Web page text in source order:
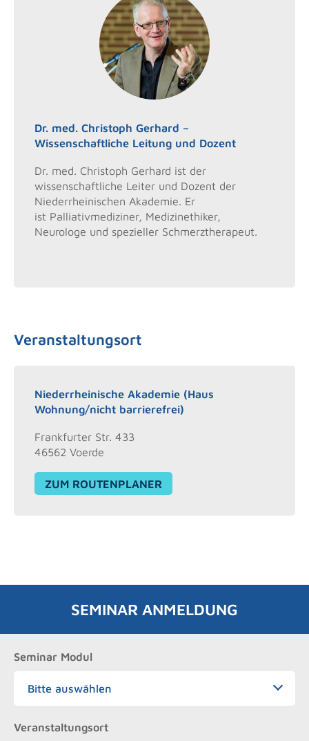
Dr. med. Christoph Gerhard –
Wissenschaftliche Leitung und Dozent
Dr. med. Christoph Gerhard ist der
wissenschaftliche Leiter und Dozent der
Niederrheinischen Akademie. Er
ist Palliativmediziner, Medizinethiker,
Neurologe und spezieller Schmerztherapeut.
Veranstaltungsort
Niederrheinische Akademie (Haus
Wohnung/nicht barrierefrei)
Frankfurter Str. 433
46562 Voerde
ZUM ROUTENPLANER
SEMINAR ANMELDUNG
Seminar Modul
Veranstaltungsort